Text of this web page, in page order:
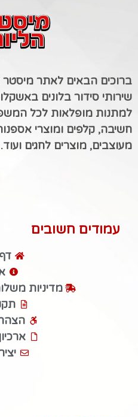
ברוכים הבאים לאתר מיסטר
שירותי סידור בלונים
למתנות מופלאות לכל
חשיבה, קלפים ומוצרי
מעוצבים, מוצרים לחגים ועוד.
עמודים חשובים
מדיניות